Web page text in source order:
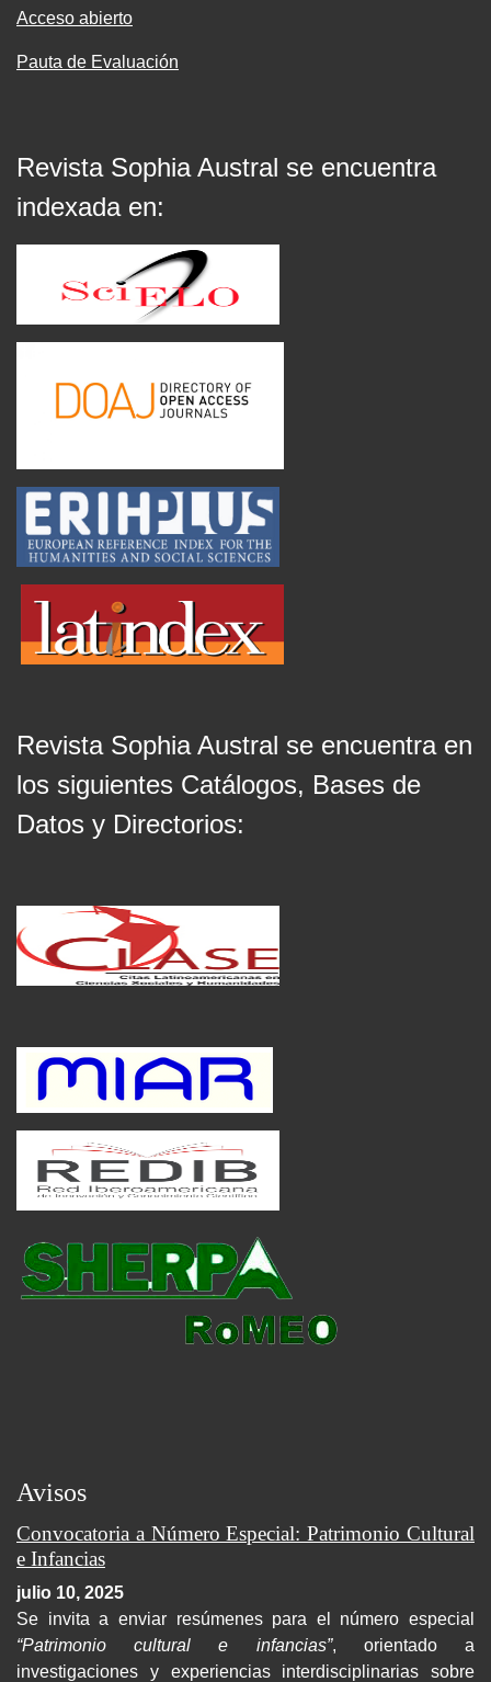
Acceso abierto
Pauta de Evaluación
Revista Sophia Austral se encuentra
indexada en:
Revista Sophia Austral se encuentra en
los siguientes Catálogos, Bases de
Datos y Directorios:
Avisos
Convocatoria a Número Especial: Patrimonio Cultural
e Infancias
julio 10, 2025
Se invita a enviar resúmenes para el número especial
“Patrimonio cultural e infancias”, orientado a
investigaciones y experiencias interdisciplinarias sobre